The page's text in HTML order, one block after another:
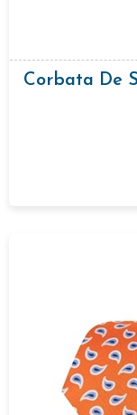
Corbata De